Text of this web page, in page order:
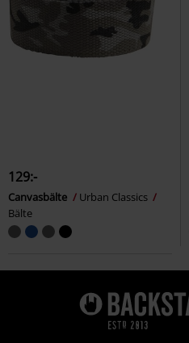
129:-
Canvasbälte
Urban Classics
Bälte